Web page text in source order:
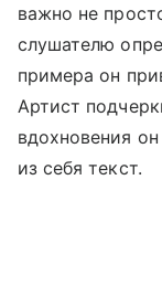
важно не
слушателю
примера он
Артист
вдохновения
из себя текст.